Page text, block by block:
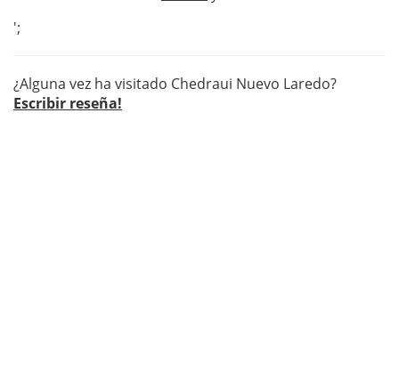
';
¿Alguna vez ha visitado Chedraui Nuevo Laredo?
Escribir reseña!